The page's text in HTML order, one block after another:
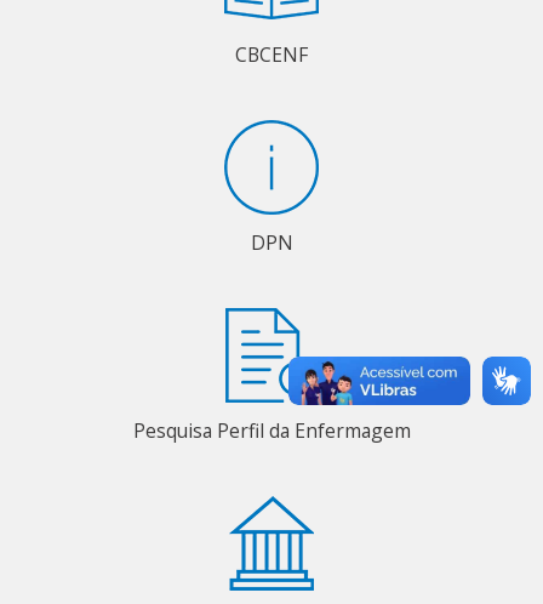
CBCENF
DPN
Pesquisa Perfil da Enfermagem